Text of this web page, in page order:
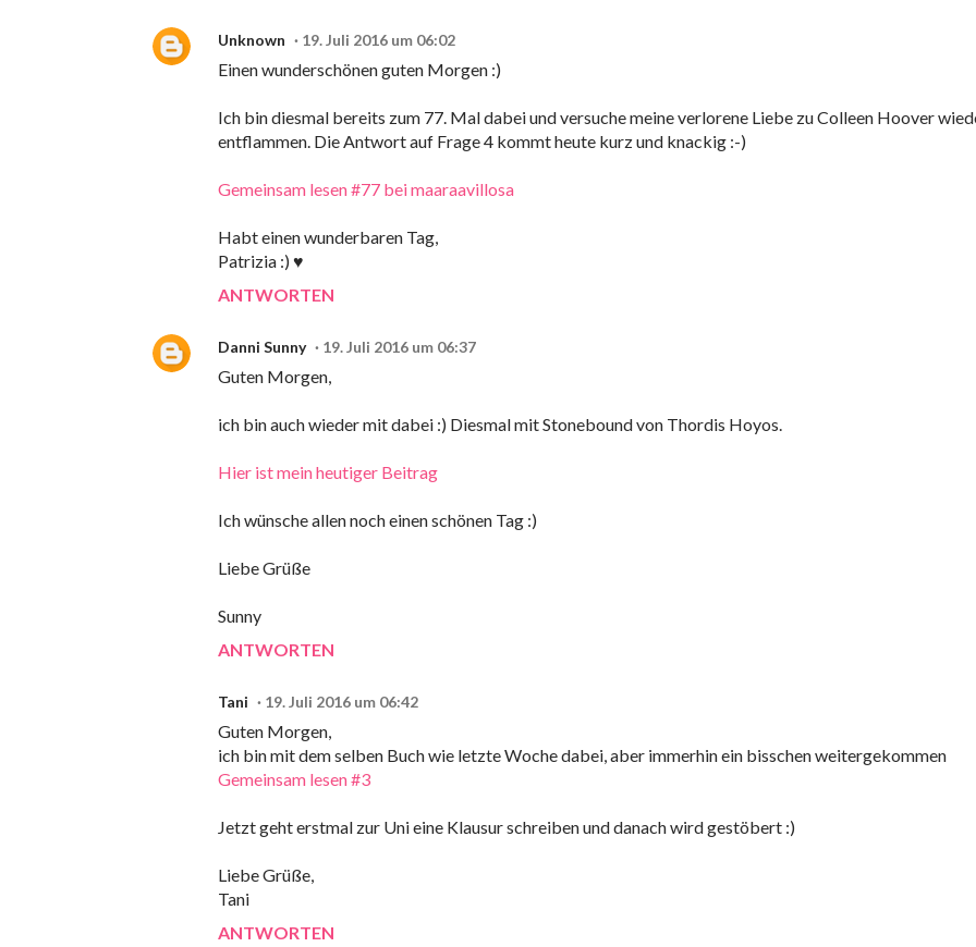
Unknown 19. Juli 2016 um 06:02
Einen wunderschönen guten Morgen :)
Ich bin diesmal bereits zum 77. Mal dabei und versuche meine verlorene Liebe zu Colleen Hoover
entflammen. Die Antwort auf Frage 4 kommt heute kurz und knackig :-)
Gemeinsam lesen #77 bei maaraavillosa
Habt einen wunderbaren Tag,
Patrizia :) ♥
ANTWORTEN
Danni Sunny 19. Juli 2016 um 06:37
Guten Morgen,
ich bin auch wieder mit dabei :) Diesmal mit Stonebound von Thordis Hoyos.
Hier ist mein heutiger Beitrag
Ich wünsche allen noch einen schönen Tag :)
Liebe Grüße
Sunny
ANTWORTEN
Tani 19. Juli 2016 um 06:42
Guten Morgen,
ich bin mit dem selben Buch wie letzte Woche dabei, aber immerhin ein bisschen weitergekommen
Gemeinsam lesen #3
Jetzt geht erstmal zur Uni eine Klausur schreiben und danach wird gestöbert :)
Liebe Grüße,
Tani
ANTWORTEN